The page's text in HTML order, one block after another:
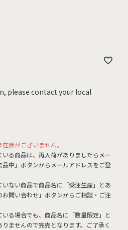
please contact your local
庫がございません。
いる商品は、再入荷がありましたらメー
中」ボタンからメールアドレスをご登
いない商品で商品名に「受注生産」とあ
問い合わせ」ボタンからご相談・ご注
いる場合でも、商品名に「数量限定」と
ませんので完売となります。ご了承く